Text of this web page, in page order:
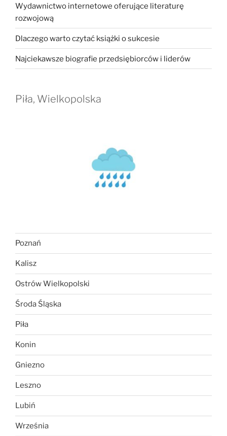
Wydawnictwo internetowe oferujące literaturę
rozwojową
Dlaczego warto czytać książki o sukcesie
Najciekawsze biografie przedsiębiorców i liderów
Piła, Wielkopolska
Poznań
Kalisz
Ostrów Wielkopolski
Środa Śląska
Piła
Konin
Gniezno
Leszno
Lubiń
Września